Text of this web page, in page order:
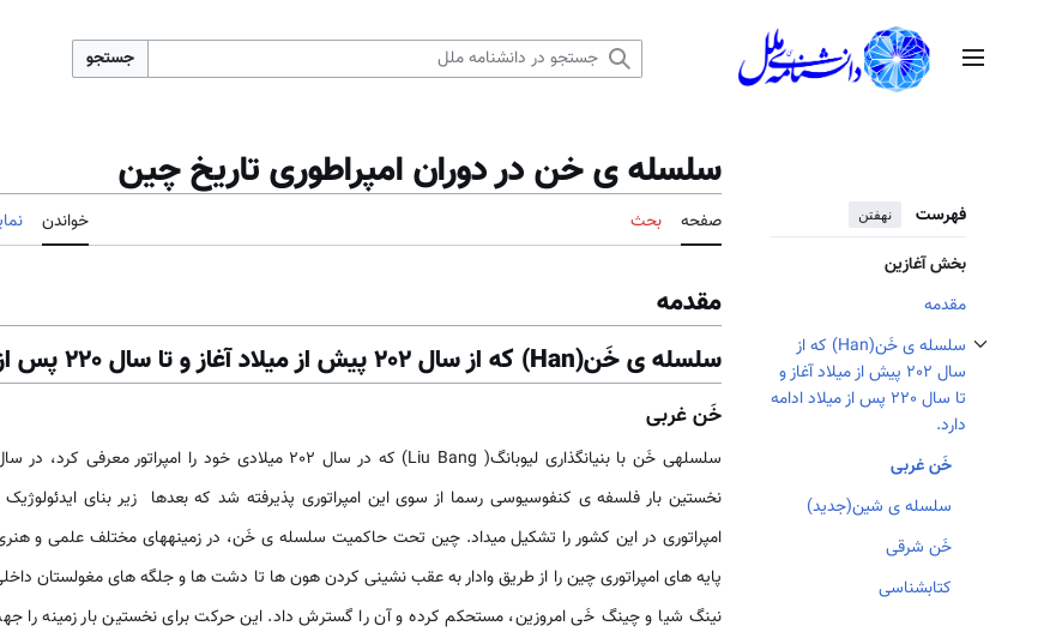
منوی اصلی جستجو
فهرست نهفتن
بخش آغازین
مقدمه
سلسله­ ی خَن(Han) که از
سال 202 پیش از میلاد آغاز و
تا سال 220 پس از میلاد ادامه
دارد.
تغییر وضعیت زیربخش‌های سلسله­ ی خَن(Han) که از سال 202 پیش از میلاد آغاز و تا سال 220 پس از میلاد ادامه دارد.
خَن غربی
سلسله ­ی شین(جدید)
خَن شرقی
کتابشناسی
سلسله ی خن در دوران امپراطوری تاریخ چین
صفحه بحث خواندن
مقدمه
سلسله­ ی خَن(Han) که از سال 202 پیش از میلاد آغاز و تا سال 220 پس از میلاد ادامه دارد.
خَن غربی
نخستین بار فلسفه­ ی کنفوسیوسی رسما از سوی این امپراتوری پذیرفته شد که بعد­ها زیر بنای
پایه­ های امپراتوری چین را از طریق وادار به عقب نشینی کردن هون­ ها تا دشت ­ها و جلگه­ های مغولستان
نینگ­ شیا و چینگ­ خَی امروزین، مستحکم کرده و آن را گسترش داد. این حرکت برای نخستین بار زمینه را